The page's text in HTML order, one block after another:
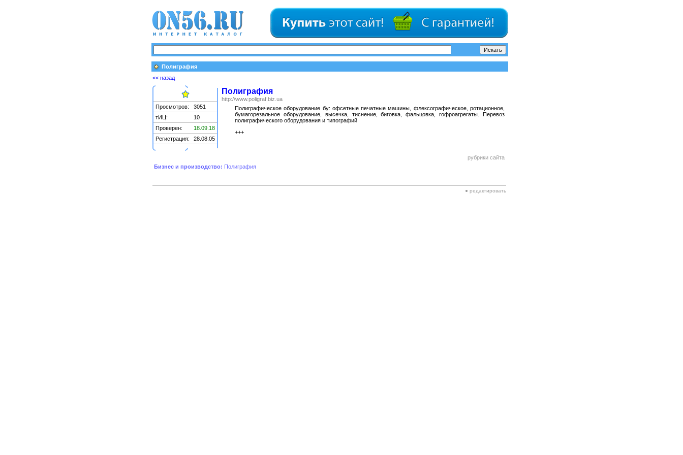
Полиграфия
<< назад
Просмотров:
3051
тИЦ:
10
Проверен:
18.09.18
Регистрация:
28.08.05
Полиграфия
http://www.poligraf.biz.ua
Полиграфическое оборудование бу: офсетные печатные машины, флексографическое, ротационное,
бумагорезальное оборудование, высечка, тиснение, биговка, фальцовка, гофроагрегаты. Перевоз
полиграфического оборудования и типографий
+++
рубрики сайта
Бизнес и производство: Полиграфия
● редактировать